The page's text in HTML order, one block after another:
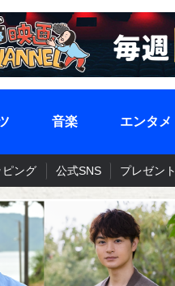
音楽 エンタメ
ピング 公式SNS プレゼント